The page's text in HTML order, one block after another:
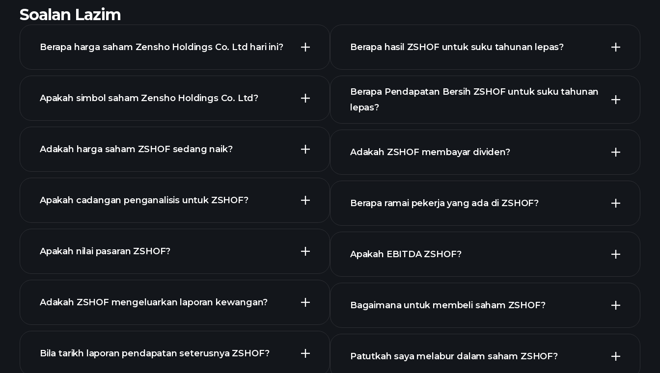
Soalan Lazim
Berapa harga saham Zensho Holdings Co. Ltd hari ini?
grafik lanjutan
Apakah simbol saham Zensho Holdings Co. Ltd?
Adakah harga saham ZSHOF sedang naik?
grafik ZSHOF
Apakah cadangan penganalisis untuk ZSHOF?
Apakah nilai pasaran ZSHOF?
senarai saham kami
Adakah ZSHOF mengeluarkan laporan kewangan?
kewangan ZSHOF
Bila tarikh laporan pendapatan seterusnya ZSHOF?
Berapa hasil ZSHOF untuk suku tahunan lepas?
laporan kewangan ZSHOF
Berapa Pendapatan Bersih ZSHOF untuk suku tahunan
lepas?
Adakah ZSHOF membayar dividen?
Berapa ramai pekerja yang ada di ZSHOF?
Apakah EBITDA ZSHOF?
laporan
Bagaimana untuk membeli saham ZSHOF?
Patutkah saya melabur dalam saham ZSHOF?